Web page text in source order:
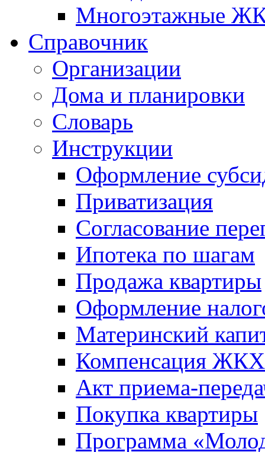
Многоэтажные
Справочник
Организации
Дома и планировки
Словарь
Инструкции
Оформление
Приватизация
Согласование
Ипотека по шагам
Продажа квартиры
Оформление
Материнский
Компенсация ЖКХ
Акт приема-
Покупка квартиры
Программа